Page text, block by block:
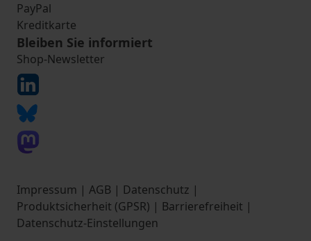
PayPal
Kreditkarte
Bleiben Sie informiert
Shop-Newsletter
Impressum | AGB | Datenschutz |
Produktsicherheit (GPSR) | Barrierefreiheit |
Datenschutz-Einstellungen